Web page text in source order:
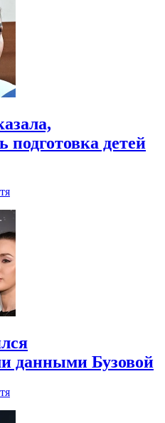
подготовка детей
данными Бузовой